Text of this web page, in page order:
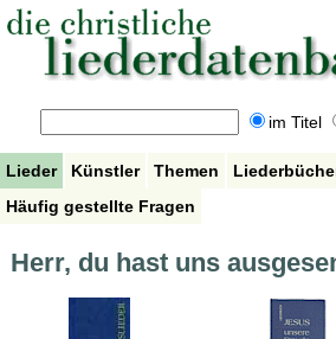
im Titel
Lieder Künstler Themen
Häufig gestellte Fragen
Herr, du hast uns